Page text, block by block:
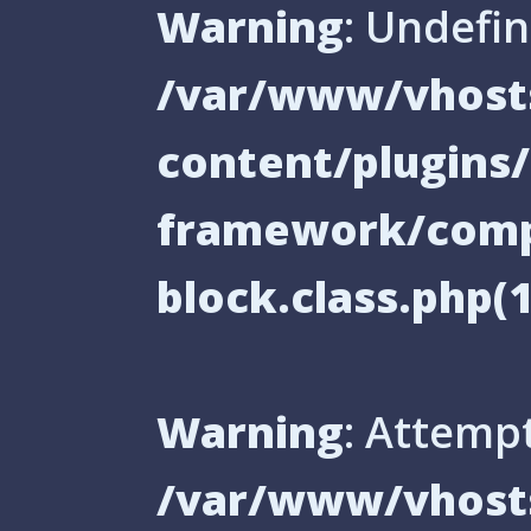
Warning:
/var/www/
content/
framework/
Warning:
/var/www/